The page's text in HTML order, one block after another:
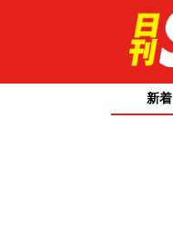
新着